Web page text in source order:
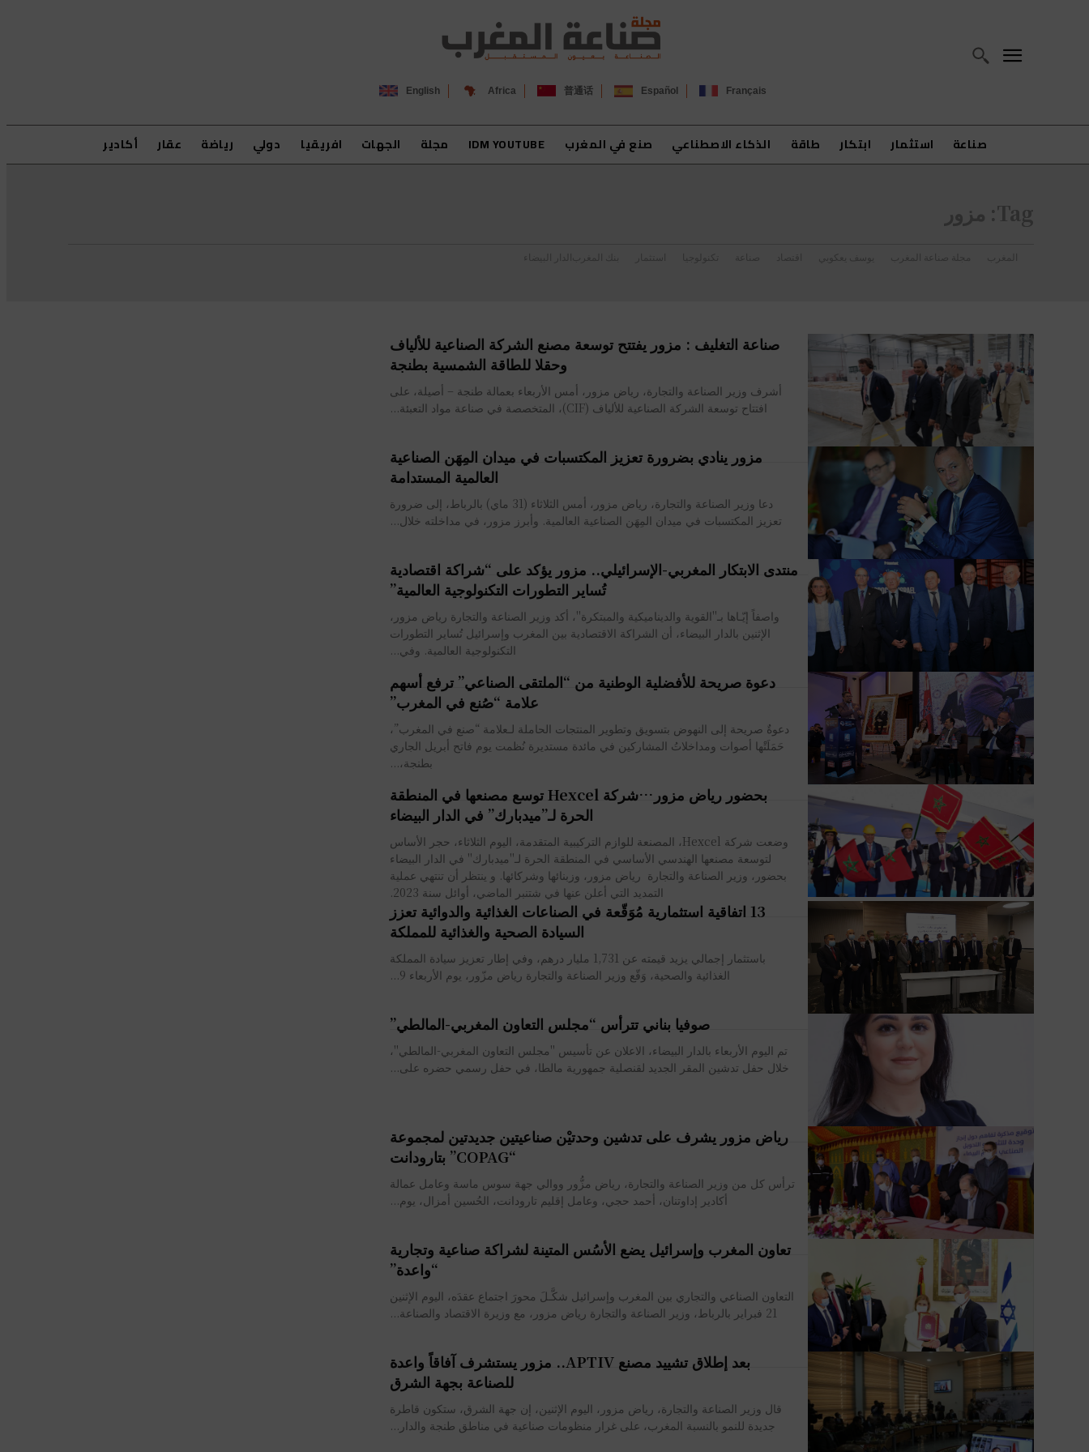
Français
Español
普通话
Africa
English
صناعة استثمار ابتكار طاقة الذكاء الاصطناعي صنع في المغرب IDM YOUTUBE مجلة الجهات افريقيا دولي رياضة عقار أكادير
Tag: مزور
المغرب مجلة صناعة المغرب يوسف يعكوبي اقتصاد صناعة تكنولوجيا استثمار بنك المغرب الدار البيضاء
صناعة التغليف : مزور يفتتح توسعة مصنع الشركة الصناعية للألياف
وحقلا للطاقة الشمسية بطنجة
أشرف وزير الصناعة والتجارة، رياض مزور، أمس الأربعاء بعمالة طنجة – أصيلة، على
افتتاح توسعة الشركة الصناعية للألياف (CIF)، المتخصصة في صناعة مواد التعبئة...
مزور ينادي بضرورة تعزيز المكتسبات في ميدان المِهَن الصناعية
العالمية المستدامة
دعا وزير الصناعة والتجارة، رياض مزور، أمس الثلاثاء (31 ماي) بالرباط، إلى ضرورة
تعزيز المكتسبات في ميدان المِهَن الصناعية العالمية. وأبرز مزور، في مداخلته خلال...
منتدى الابتكار المغربي-الإسرائيلي.. مزور يؤكد على “شراكة اقتصادية
تُساير التطورات التكنولوجية العالمية”
واصفاً إيّـاها بـ"القوية والديناميكية والمبتكرة"، أكد وزير الصناعة والتجارة رياض مزور،
الإثنين بالدار البيضاء، أن الشراكة الاقتصادية بين المغرب وإسرائيل تُساير التطورات
التكنولوجية العالمية. وفي...
دعوة صريحة للأفضلية الوطنية من “الملتقى الصناعي” ترفع أسهم
علامة “صُنع في المغرب”
دعوةٌ صريحة إلى النهوض بتسويق وتطوير المنتجات الحاملة لـعلامة “صنع في المغرب”،
حَمَلَتْها أصوات ومداخلاتُ المشاركين في مائدة مستديرة نُظمت يوم فاتح أبريل الجاري
بطنجة،...
بحضور رياض مزور…شركة Hexcel توسع مصنعها في المنطقة
الحرة لـ”ميدبارك” في الدار البيضاء
وضعت شركة Hexcel، المصنعة للوازم التركيبية المتقدمة، اليوم الثلاثاء، حجر الأساس
لتوسعة مصنعها الهندسي الأساسي في المنطقة الحرة لـ"ميدبارك" في الدار البيضاء
بحضور، وزير الصناعة والتجارة رياض مزور، وزبنائها وشركائها. و ينتظر أن تنتهي عملية
التمديد التي أعلن عنها في شتنبر الماضي، أوائل سنة 2023.
13 اتفاقية استثمارية مُوَقّعة في الصناعات الغذائية والدوائية تعزز
السيادة الصحية والغذائية للمملكة
باستثمار إجمالي يزيد قيمته عن 1,731 مليار درهم، وفي إطار تعزيز سيادة المملكة
الغذائية والصحية، وَقّع وزير الصناعة والتجارة رياض مزّور، يوم الأربعاء 9...
صوفيا بناني تترأس “مجلس التعاون المغربي-المالطي”
تم اليوم الأربعاء بالدار البيضاء، الاعلان عن تأسيس "مجلس التعاون المغربي-المالطي"،
خلال حفل تدشين المقر الجديد لقنصلية جمهورية مالطا، في حفل رسمي حضره على...
رياض مزور يشرف على تدشين وحدتيْن صناعيتين جديدتين لمجموعة
“COPAG” بتارودانت
ترأس كل من وزير الصناعة والتجارة، رياض مزُّور ووالي جهة سوس ماسة وعامل عمالة
أكادير إداوتنان، أحمد حجي، وعامل إقليم تارودانت، الحُسين أمزال، يوم...
تعاون المغرب وإسرائيل يضع الأسُس المتينة لشراكة صناعية وتجارية
“واعدة”
التعاون الصناعي والتجاري بين المغرب وإسرائيل شكَّـلَ محورَ اجتماع عقدَه، اليوم الإثنين
21 فبراير بالرباط، وزير الصناعة والتجارة رياض مزور، مع وزيرة الاقتصاد والصناعة...
بعد إطلاق تشييد مصنع APTIV.. مزور يستشرف آفاقاً واعدة
للصناعة بجهة الشرق
قال وزير الصناعة والتجارة، رياض مزور، اليوم الإثنين، إن جهة الشرق، ستكون قاطرة
جديدة للنمو بالنسبة المغرب، على غرار منظومات صناعية في مناطق طنجة والدار...